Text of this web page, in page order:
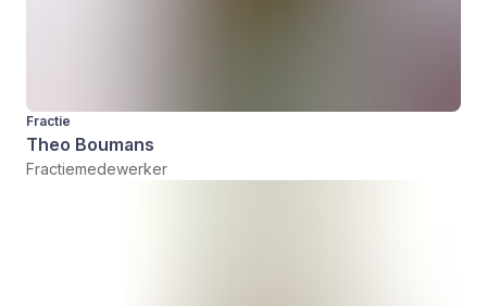
Fractie
Theo Boumans
Fractiemedewerker